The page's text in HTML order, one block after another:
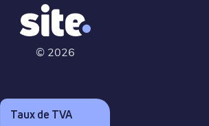
© 2026
Taux de TVA